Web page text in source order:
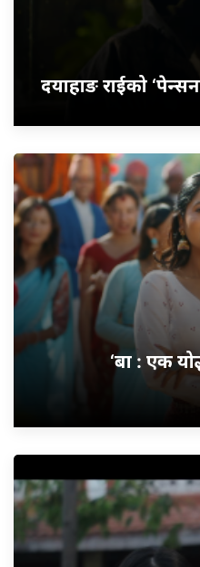
दयाहाङ राईको
‘बा : एक